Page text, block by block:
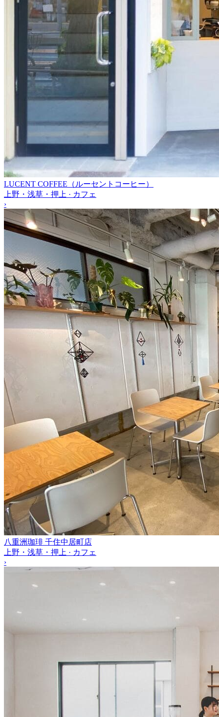
LUCENT COFFEE（ルーセントコーヒー）
上野・浅草・押上 · カフェ
›
八重洲珈琲 千住中居町店
上野・浅草・押上 · カフェ
›